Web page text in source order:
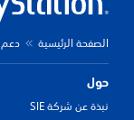
الصفحة الرئيسية دعم PlayStation
حول
نبذة عن شركة SIE